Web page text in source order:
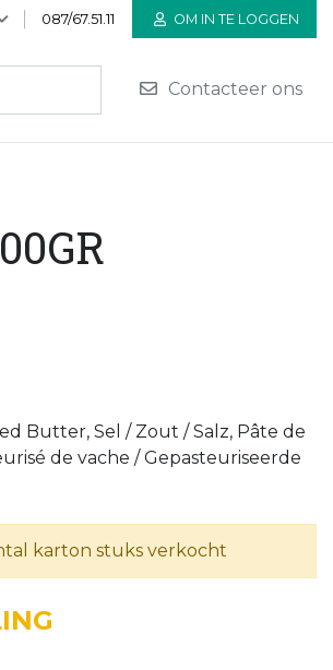
087/67.51.11 OM IN TE LOGGEN
Contacteer ons
Butter, Sel / Zout / Salz, Pâte de
de vache / Gepasteuriseerde
karton stuks verkocht